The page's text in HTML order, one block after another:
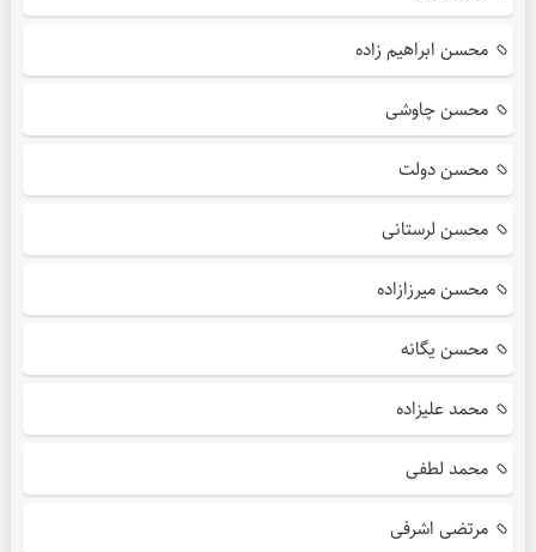
محسن ابراهیم زاده
محسن چاوشی
محسن دولت
محسن لرستانی
محسن میرزازاده
محسن یگانه
محمد علیزاده
محمد لطفی
مرتضی اشرفی